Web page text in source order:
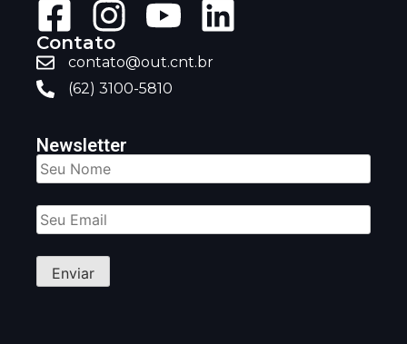
Contato
contato@out.cnt.br
(62) 3100-5810
Newsletter